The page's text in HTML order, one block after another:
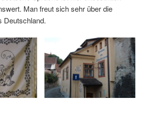
Man freut sich sehr über die
Deutschland.